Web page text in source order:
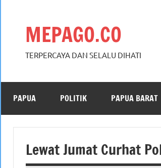
MEPAGO.CO
TERPERCAYA DAN SELALU DIHATI
PAPUA POLITIK PAPUA BARAT
Lewat Jumat Curhat